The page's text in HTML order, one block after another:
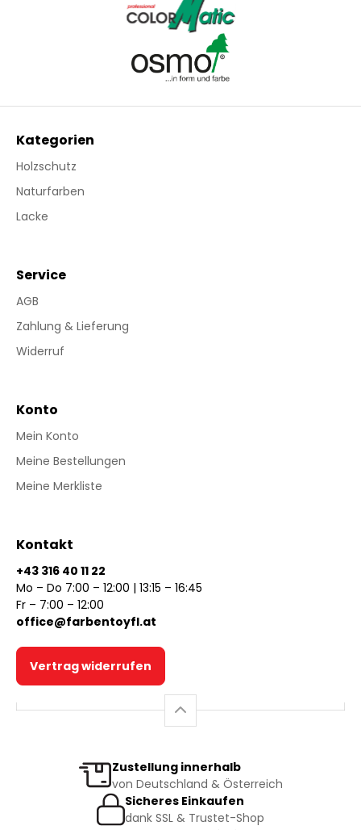
Kategorien
Holzschutz
Naturfarben
Lacke
Service
AGB
Zahlung & Lieferung
Widerruf
Konto
Mein Konto
Meine Bestellungen
Meine Merkliste
Kontakt
+43 316 40 11 22
Mo – Do 7:00 – 12:00 | 13:15 – 16:45
Fr – 7:00 – 12:00
office@farbentoyfl.at
Vertrag widerrufen
Zustellung innerhalb
von Deutschland & Österreich
Sicheres Einkaufen
dank SSL & Trustet-Shop